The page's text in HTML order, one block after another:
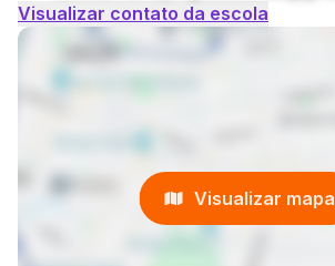
Visualizar contato da escola
Visualizar mapa